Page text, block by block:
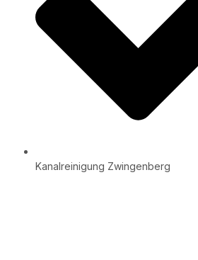
Kanalreinigung Zwingenberg